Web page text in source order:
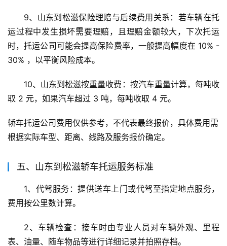
9、山东到松滋保险理赔与后续费用关系：若车辆在托
运过程中发生损坏需要理赔，且理赔金额较大，下次托运
时，托运公司可能会提高保险费率，一般提高幅度在 10% -
30% ，以平衡风险成本。
10、山东到松滋按重量收费：按汽车重量计算，每吨收
取 2 元，如果汽车超过 3 吨，每吨收取 4 元。
轿车托运公司费用仅供参考，不代表最终报价，具体费用需
根据实际车型、距离、线路及服务报价确定。
五、山东到松滋轿车托运服务标准
1、代驾服务：提供送车上门或代驾至指定地点服务，
费用按公里数计算。
2、车辆检查：接车时由专业人员对车辆外观、里程
表、油量、随车物品等进行详细记录并拍照存档。